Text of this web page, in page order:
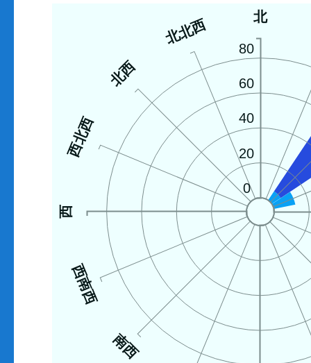
北
南西
西南西
西
西北西
北西
北北西
0
20
40
60
80